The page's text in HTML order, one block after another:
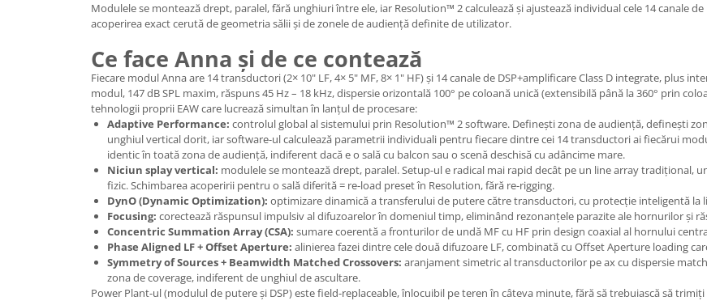
Stage Box Multicore
Accesorii pentru Microfoane
Headset-uri si lavaliere
Microfoane cu fir pentru live
Microfoane de captura
Microfoane pentru instrumente
Microfoane USB - Podcast, Gaming
Modulele se montează drept, paralel, fără unghiuri între ele, iar Resolution™ 2 calculează și ajustează individual cele 14 canale
acoperirea exact cerută de geometria sălii și de zonele de audiență definite de utilizator.
Ce face Anna și de ce contează
Fiecare modul Anna are 14 transductori (2× 10" LF, 4× 5" MF, 8× 1" HF) și 14 canale de DSP+amplificare Class D integrate, plus
modul, 147 dB SPL maxim, răspuns 45 Hz – 18 kHz, dispersie orizontală 100° pe coloană unică (extensibilă până la 360° prin
tehnologii proprii EAW care lucrează simultan în lanțul de procesare:
Adaptive Performance: controlul global al sistemului prin Resolution™ 2 software. Definești zona de audiență, definești
unghiul vertical dorit, iar software-ul calculează parametrii individuali pentru fiecare dintre cei 14 transductori ai fiecărui
identic în toată zona de audiență, indiferent dacă e o sală cu balcon sau o scenă deschisă cu adâncime mare.
Niciun splay vertical: modulele se montează drept, paralel. Setup-ul e radical mai rapid decât pe un line array tradițional,
fizic. Schimbarea acoperirii pentru o sală diferită = re-load preset în Resolution, fără re-rigging.
DynO (Dynamic Optimization): optimizare dinamică a transferului de putere către transductori, cu protecție inteligentă la
Focusing: corectează răspunsul impulsiv al difuzoarelor în domeniul timp, eliminând rezonanțele parazite ale hornurilor și
Concentric Summation Array (CSA): sumare coerentă a fronturilor de undă MF cu HF prin design coaxial al hornului
Phase Aligned LF + Offset Aperture: alinierea fazei dintre cele două difuzoare LF, combinată cu Offset Aperture loading
Symmetry of Sources + Beamwidth Matched Crossovers: aranjament simetric al transductorilor pe ax cu dispersie
zona de coverage, indiferent de unghiul de ascultare.
Power Plant-ul (modulul de putere și DSP) este field-replaceable, înlocuibil pe teren în câteva minute, fără să trebuiască să